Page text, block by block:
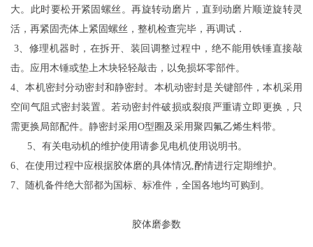
大。此时要松开紧固螺丝。再旋转动磨片，直到动磨片顺逆旋转灵
活，再紧固壳体上紧固螺丝，整机检查完毕，再调试．
3、修理机器时，在拆开、装回调整过程中，绝不能用铁锤直接敲
击。应用木锤或垫上木块轻轻敲击，以免损坏零部件。
4、本机密封分动密封和静密封。本机动密封是关键部件，本机采用
空间气阻式密封装置。若动密封件破损或裂痕严重请立即更换，只
需更换局部配件。静密封采用O型圈及采用聚四氟乙烯生料带。
5、有关电动机的维护使用请参见电机使用说明书。
6、在使用过程中应根据胶体磨的具体情况,酌情进行定期维护。
7、随机备件绝大部都为国标、标准件，全国各地均可购到。
胶体磨参数